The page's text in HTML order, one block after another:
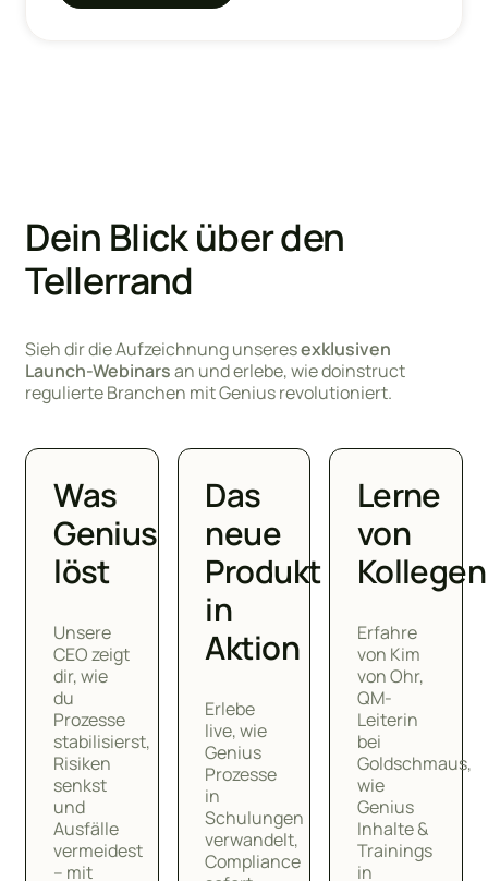
Dein Blick über den
Tellerrand
Sieh dir die Aufzeichnung unseresexklusiven
Launch-Webinarsan und erlebe, wie doinstruct
regulierte Branchen mit Genius revolutioniert.
Was
Genius
löst
Unsere
CEO zeigt
dir, wie
du
Prozesse
stabilisierst,
Risiken
senkst
und
Ausfälle
vermeidest
– mit
Das
neue
Produkt
in
Aktion
Erlebe
live, wie
Genius
Prozesse
in
Schulungen
verwandelt,
Compliance
Lerne
von
Kollegen
Erfahre
von Kim
von Ohr,
QM-
Leiterin
bei
Goldschmaus,
wie
Genius
Inhalte &
Trainings
in